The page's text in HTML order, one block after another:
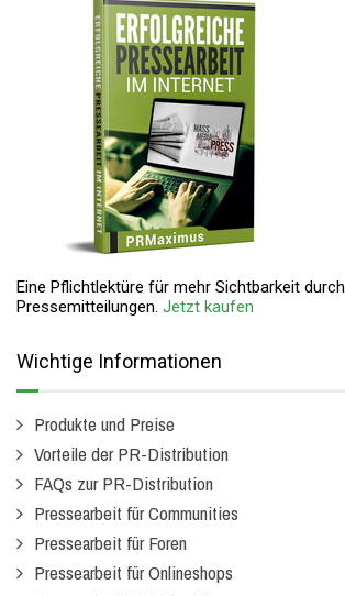
Eine Pflichtlektüre für mehr Sichtbarkeit durch
Pressemitteilungen. Jetzt kaufen
Wichtige Informationen
Produkte und Preise
Vorteile der PR-Distribution
FAQs zur PR-Distribution
Pressearbeit für Communities
Pressearbeit für Foren
Pressearbeit für Onlineshops